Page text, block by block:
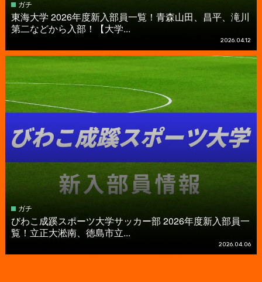
ガチ
東海大学 2026年度新入部員一覧！青森山田、昌平、滝川
第二などから入部！【大学...
2026.04.12
ガチ
びわこ成蹊スポーツ大学サッカー部 2026年度新入部員一
覧！立正大淞南、徳島市立...
2026.04.06